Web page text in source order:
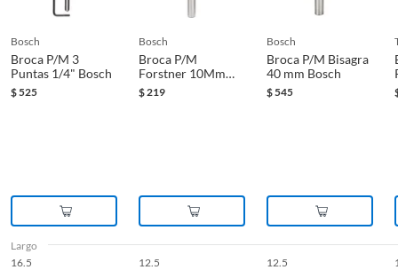
bosch
Broca P/M 3
Puntas 1/4" Bosch
$525
bosch
Broca P/M
Forstner 10Mm
Bosch
$ 219
bosch
Broca P/M Bisagra
40 mm Bosch
$545
Largo
16.5
12.5 12.5